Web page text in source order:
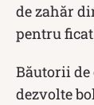
de zahăr
pentru
Băutorii de
dezvolte